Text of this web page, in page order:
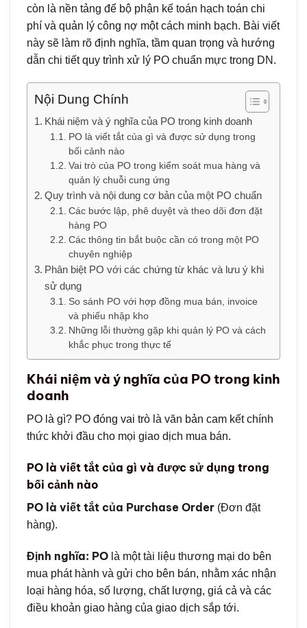
còn là nền tảng để bộ phận kế toán hạch toán chi
phí và quản lý công nợ một cách minh bạch. Bài viết
này sẽ làm rõ định nghĩa, tầm quan trọng và hướng
dẫn chi tiết quy trình xử lý PO chuẩn mực trong DN.
Nội Dung Chính
Khái niệm và ý nghĩa của PO trong kinh doanh
PO là viết tắt của gì và được sử dụng trong
bối cảnh nào
Vai trò của PO trong kiểm soát mua hàng và
quản lý chuỗi cung ứng
Quy trình và nội dung cơ bản của một PO chuẩn
Các bước lập, phê duyệt và theo dõi đơn đặt
hàng PO
Các thông tin bắt buộc cần có trong một PO
chuyên nghiệp
Phân biệt PO với các chứng từ khác và lưu ý khi
sử dụng
So sánh PO với hợp đồng mua bán, invoice
và phiếu nhập kho
Những lỗi thường gặp khi quản lý PO và cách
khắc phục trong thực tế
Khái niệm và ý nghĩa của PO trong kinh
doanh
PO là gì? PO đóng vai trò là văn bản cam kết chính
thức khởi đầu cho mọi giao dịch mua bán.
PO là viết tắt của gì và được sử dụng trong
bối cảnh nào
PO là viết tắt của Purchase Order (Đơn đặt
hàng).
Định nghĩa: PO là một tài liệu thương mại do bên
mua phát hành và gửi cho bên bán, nhằm xác nhận
loại hàng hóa, số lượng, chất lượng, giá cả và các
điều khoản giao hàng của giao dịch sắp tới.